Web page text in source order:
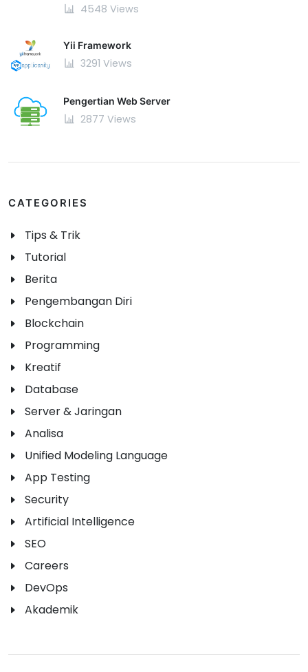
4548 Views
Yii Framework
3291 Views
Pengertian Web Server
2877 Views
CATEGORIES
Tips & Trik
Tutorial
Berita
Pengembangan Diri
Blockchain
Programming
Kreatif
Database
Server & Jaringan
Analisa
Unified Modeling Language
App Testing
Security
Artificial Intelligence
SEO
Careers
DevOps
Akademik